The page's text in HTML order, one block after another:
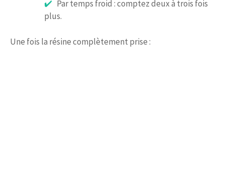
Par temps froid : comptez deux à trois fois
plus.
Une fois la résine complètement prise :